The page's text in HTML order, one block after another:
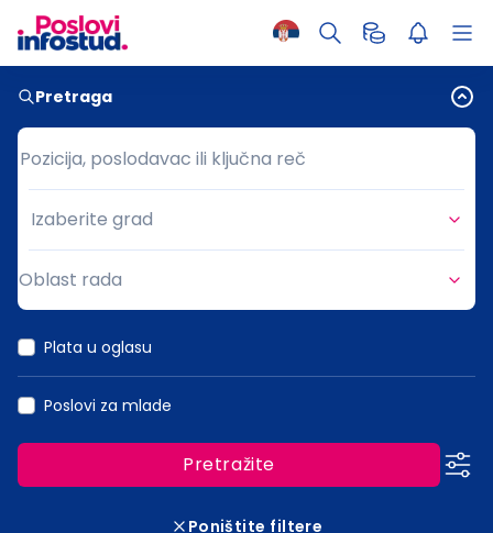
Pretraga
Pozicija, poslodavac ili ključna reč
Pozicija, poslodavac ili ključna reč
Grad
Izaberite grad
Oblast rada
Plata u oglasu
Poslovi za mlade
Pretražite
Poništite filtere